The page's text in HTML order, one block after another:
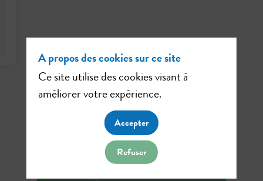
Demander un RDV
A propos des cookies sur ce site
Ce site utilise des cookies visant à
améliorer votre expérience.
Accepter
Refuser